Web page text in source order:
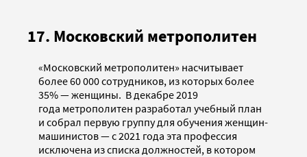
17. Московский метрополитен
«Московский метрополитен» насчитывает
более 60 000 сотрудников, из которых более
35% — женщины. В декабре 2019
года метрополитен разработал учебный план
и собрал первую группу для обучения женщин-
машинистов — с 2021 года эта профессия
исключена из списка должностей, в котором